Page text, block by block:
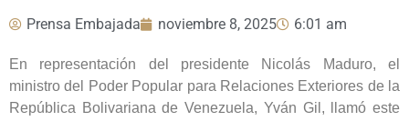
Prensa Embajada noviembre 8, 2025 6:01 am
En representación del presidente Nicolás Maduro, el
ministro del Poder Popular para Relaciones Exteriores de la
República Bolivariana de Venezuela, Yván Gil, llamó este